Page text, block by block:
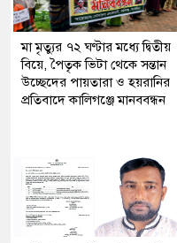
মা মৃত্যুর ৭২ ঘণ্টার মধ্যে দ্বিতীয়
বিয়ে, পৈতৃক ভিটা থেকে সন্তান
উচ্ছেদের পায়তারা ও হয়রানির
প্রতিবাদে কালিগঞ্জে মানববন্ধন